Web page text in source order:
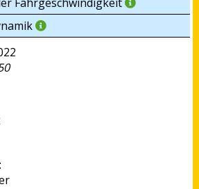
Fahrgeschwindigkeit